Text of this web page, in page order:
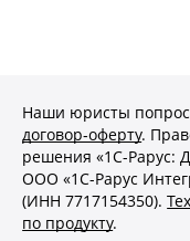
Наши юристы
договор‑⁠оферту.
решения «1С-⁠Рарус:
ООО «1С-⁠Рарус
(ИНН 7717154350).
по продукту.